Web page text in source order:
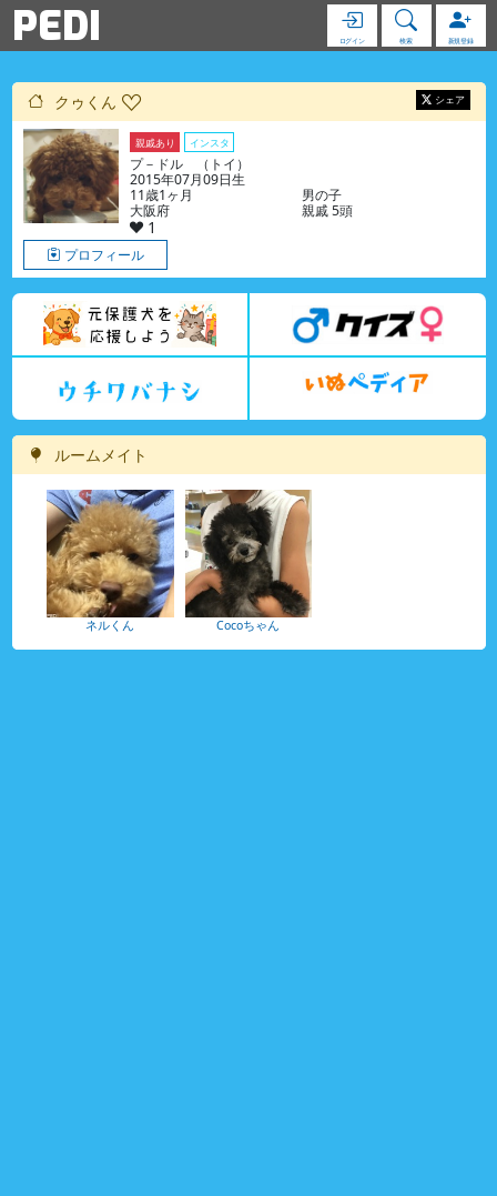
PEDI ログイン 検索 新規登録
クゥくん シェア
親戚あり インスタ
プ－ドル （トイ）
2015年07月09日生
11歳1ヶ月
男の子
大阪府
親戚 5頭
1
プロフィール
ルームメイト
ネルくん Cocoちゃん